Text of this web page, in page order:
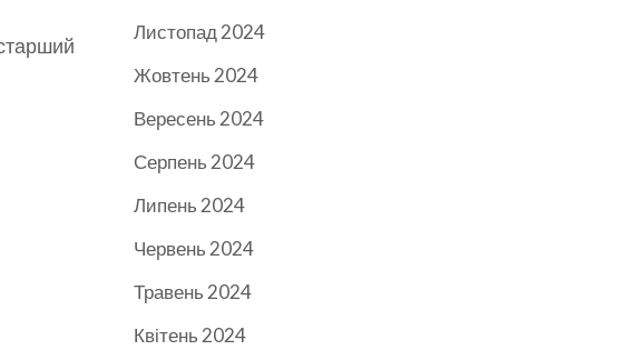
Листопад 2024
Жовтень 2024
Вересень 2024
Серпень 2024
Липень 2024
Червень 2024
Травень 2024
Квітень 2024